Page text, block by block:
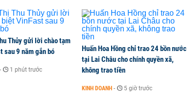
đã mua vào?
lao động công trình đóng BHXH bắt buộc
Khoa bị khởi tố
Thủy gửi lời chào tạm
sau 9 năm gắn bó
- 1 phút trước
Huấn Hoa Hồng chỉ trao 24 bồn nước
tại Lai Châu cho chính quyền xã,
không trao tiền
KINH DOANH - 5 giờ trước